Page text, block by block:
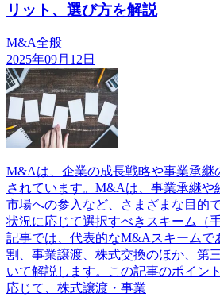
リット、選び方を解説
M&A全般
2025年09月12日
M&Aは、企業の成長戦略や事業承継
されています。M&Aは、事業承継や
市場への参入など、さまざまな目的
状況に応じて選択すべきスキーム（
記事では、代表的なM&Aスキームで
割、事業譲渡、株式交換のほか、第
いて解説します。この記事のポイン
応じて、株式譲渡・事業